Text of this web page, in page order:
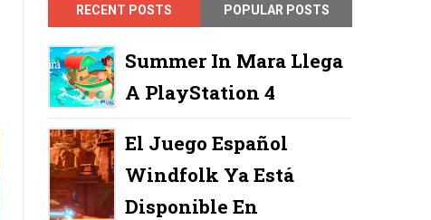
RECENT POSTS POPULAR POSTS
Summer In Mara Llega
A PlayStation 4
El Juego Español
Windfolk Ya Está
Disponible En